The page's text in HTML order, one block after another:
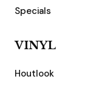
Specials
VINYL
Houtlook